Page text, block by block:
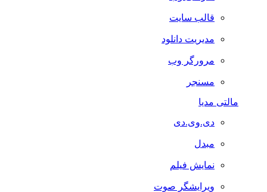
قالب سایت
مدیریت دانلود
مرورگر وب
مسنجر
مالتی مدیا
دی.وی.دی
مبدل
نمایش فیلم
ویرایشگر صوت